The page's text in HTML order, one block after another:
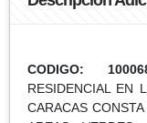
CODIGO:
RESIDENCIAL EN
CARACAS